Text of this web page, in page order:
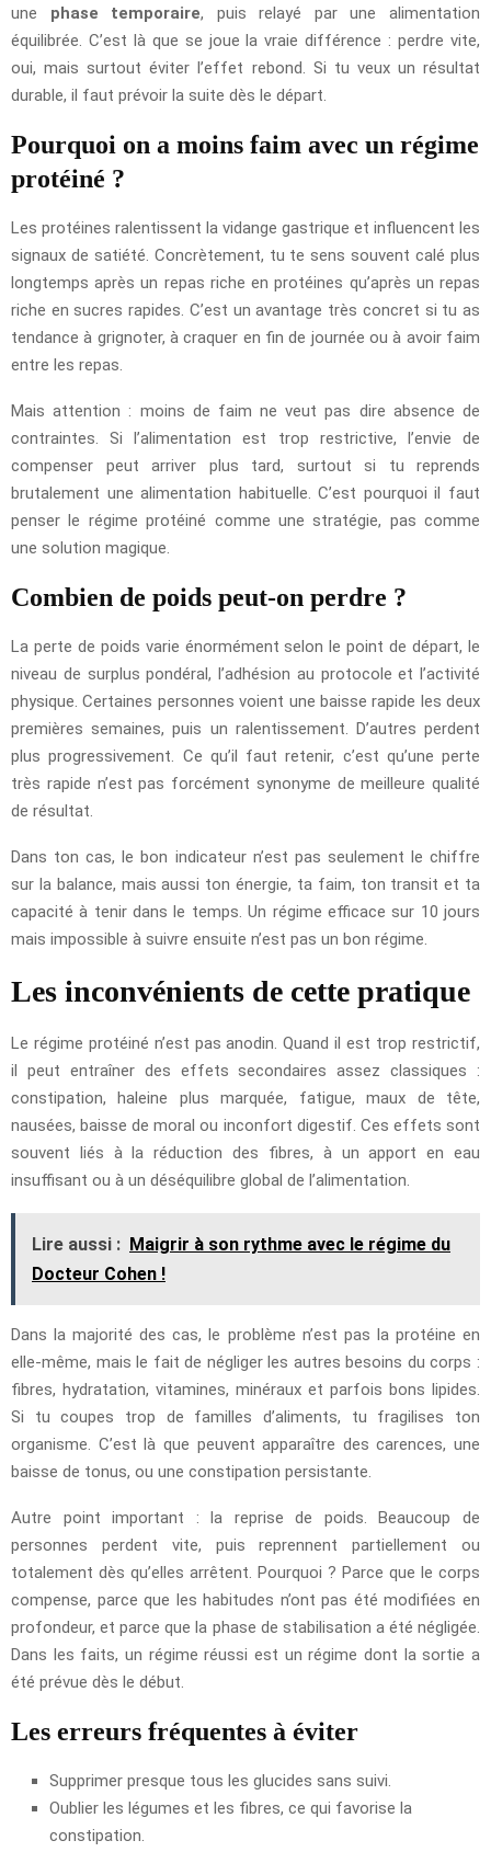
une phase temporaire, puis relayé par une alimentation
équilibrée. C’est là que se joue la vraie différence : perdre vite,
oui, mais surtout éviter l’effet rebond. Si tu veux un résultat
durable, il faut prévoir la suite dès le départ.
Pourquoi on a moins faim avec un régime
protéiné ?
Les protéines ralentissent la vidange gastrique et influencent les
signaux de satiété. Concrètement, tu te sens souvent calé plus
longtemps après un repas riche en protéines qu’après un repas
riche en sucres rapides. C’est un avantage très concret si tu as
tendance à grignoter, à craquer en fin de journée ou à avoir faim
entre les repas.
Mais attention : moins de faim ne veut pas dire absence de
contraintes. Si l’alimentation est trop restrictive, l’envie de
compenser peut arriver plus tard, surtout si tu reprends
brutalement une alimentation habituelle. C’est pourquoi il faut
penser le régime protéiné comme une stratégie, pas comme
une solution magique.
Combien de poids peut-on perdre ?
La perte de poids varie énormément selon le point de départ, le
niveau de surplus pondéral, l’adhésion au protocole et l’activité
physique. Certaines personnes voient une baisse rapide les deux
premières semaines, puis un ralentissement. D’autres perdent
plus progressivement. Ce qu’il faut retenir, c’est qu’une perte
très rapide n’est pas forcément synonyme de meilleure qualité
de résultat.
Dans ton cas, le bon indicateur n’est pas seulement le chiffre
sur la balance, mais aussi ton énergie, ta faim, ton transit et ta
capacité à tenir dans le temps. Un régime efficace sur 10 jours
mais impossible à suivre ensuite n’est pas un bon régime.
Les inconvénients de cette pratique
Le régime protéiné n’est pas anodin. Quand il est trop restrictif,
il peut entraîner des effets secondaires assez classiques :
constipation, haleine plus marquée, fatigue, maux de tête,
nausées, baisse de moral ou inconfort digestif. Ces effets sont
souvent liés à la réduction des fibres, à un apport en eau
insuffisant ou à un déséquilibre global de l’alimentation.
Lire aussi : Maigrir à son rythme avec le régime du
Docteur Cohen !
Dans la majorité des cas, le problème n’est pas la protéine en
elle-même, mais le fait de négliger les autres besoins du corps :
fibres, hydratation, vitamines, minéraux et parfois bons lipides.
Si tu coupes trop de familles d’aliments, tu fragilises ton
organisme. C’est là que peuvent apparaître des carences, une
baisse de tonus, ou une constipation persistante.
Autre point important : la reprise de poids. Beaucoup de
personnes perdent vite, puis reprennent partiellement ou
totalement dès qu’elles arrêtent. Pourquoi ? Parce que le corps
compense, parce que les habitudes n’ont pas été modifiées en
profondeur, et parce que la phase de stabilisation a été négligée.
Dans les faits, un régime réussi est un régime dont la sortie a
été prévue dès le début.
Les erreurs fréquentes à éviter
Supprimer presque tous les glucides sans suivi.
Oublier les légumes et les fibres, ce qui favorise la
constipation.